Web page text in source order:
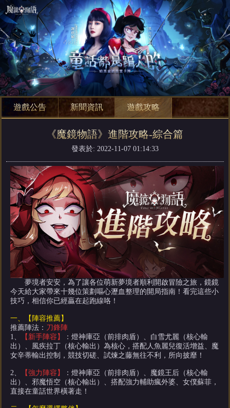
遊戲公告 新聞資訊 遊戲攻略
《魔鏡物語》進階攻略-綜合篇
發表於: 2022-11-07 01:14:33
夢境者安安，為了讓各位萌新夢境者順利開啟冒險之旅，鏡鏡
今天給大家帶來十幾位策劃嘔心瀝血整理的開局指南！看完這些小
技巧，相信你已經贏在起跑線咯！
一、【陣容推薦】
推薦陣法： 刀鋒陣
1、
【新手陣容】
：燈神庫亞（前排肉盾）、白雪尤麗（核心輸
出）、風疾拉丁（核心輸出）為核心，搭配人魚麗兒復活增益、魔
女辛蒂輸出控制，競技切磋、試煉之藤無往不利，所向披靡！
2、 【強力陣容】
：燈神庫亞（前排肉盾）、魔鏡王后（核心輸
出）、邪魔悟空（核心輸出）、搭配強力輔助瘋外婆、女僕蘇菲，
直接在童話世界橫著走！